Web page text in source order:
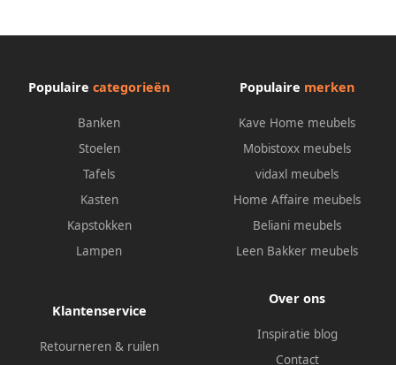
Populaire categorieën
Banken
Stoelen
Tafels
Kasten
Kapstokken
Lampen
Populaire merken
Kave Home meubels
Mobistoxx meubels
vidaxl meubels
Home Affaire meubels
Beliani meubels
Leen Bakker meubels
Klantenservice
Retourneren & ruilen
Over ons
Inspiratie blog
Contact